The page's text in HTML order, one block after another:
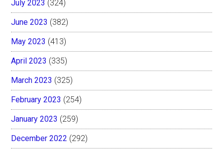
July 2023 (324)
June 2023 (382)
May 2023 (413)
April 2023 (335)
March 2023 (325)
February 2023 (254)
January 2023 (259)
December 2022 (292)